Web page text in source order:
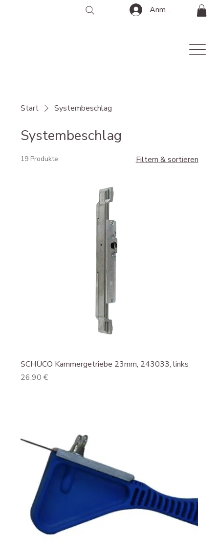
Anmelden
Start Systembeschlag
Systembeschlag
19 Produkte Filtern & sortieren
SCHÜCO Kammergetriebe 23mm, 243033, links
Preis
26,90 €